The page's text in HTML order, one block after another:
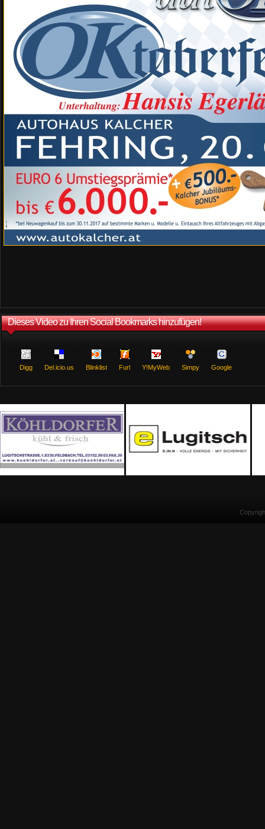
Dieses Video zu Ihren Social Bookmarks hinzufügen!
Digg Del.icio.us Blinklist Furl Y!MyWeb Simpy Google